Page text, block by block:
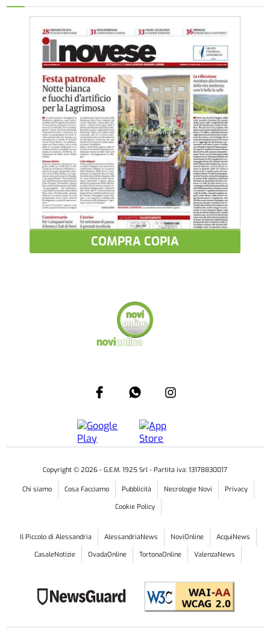
COMPRA COPIA
Copyright © 2026 - G.E.M. 1925 Srl - Partita iva: 13178830017
Chi siamo Cosa Facciamo Pubblicità Necrologie Novi
Privacy
Cookie Policy
Il Piccolo di Alessandria AlessandriaNews NoviOnline
AcquiNews
CasaleNotizie
OvadaOnline TortonaOnline ValenzaNews